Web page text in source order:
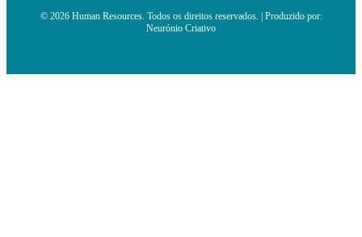
© 2026 Human Resources. Todos os direitos reservados. | Produzido por:
Neurónio Criativo